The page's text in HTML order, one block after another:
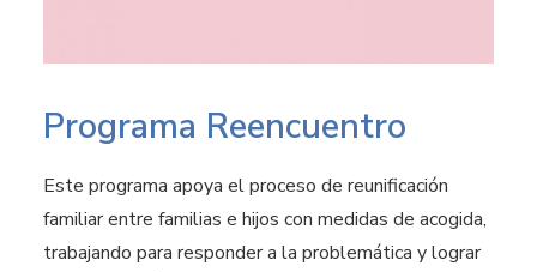
Programa Reencuentro
Este programa apoya el proceso de reunificación
familiar entre familias e hijos con medidas de acogida,
trabajando para responder a la problemática y lograr